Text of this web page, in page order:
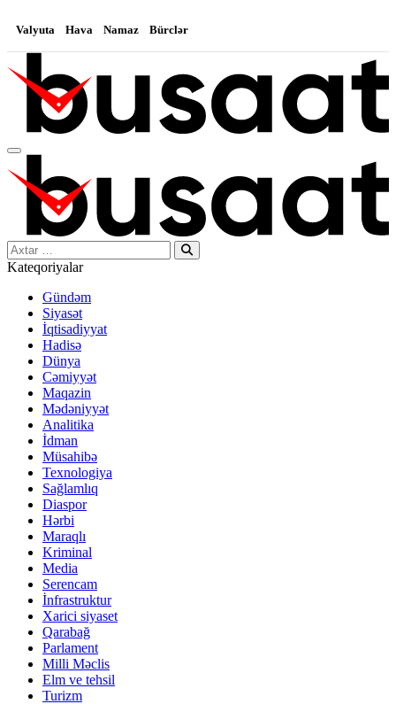
Valyuta Hava Namaz Bürclər
Search…
Kateqoriyalar
Gündəm
Siyasət
İqtisadiyyat
Hadisə
Dünya
Cəmiyyət
Maqazin
Mədəniyyət
Analitika
İdman
Müsahibə
Texnologiya
Sağlamlıq
Diaspor
Hərbi
Maraqlı
Kriminal
Media
Serencam
İnfrastruktur
Xarici siyaset
Qarabağ
Parlament
Milli Məclis
Elm ve tehsil
Turizm